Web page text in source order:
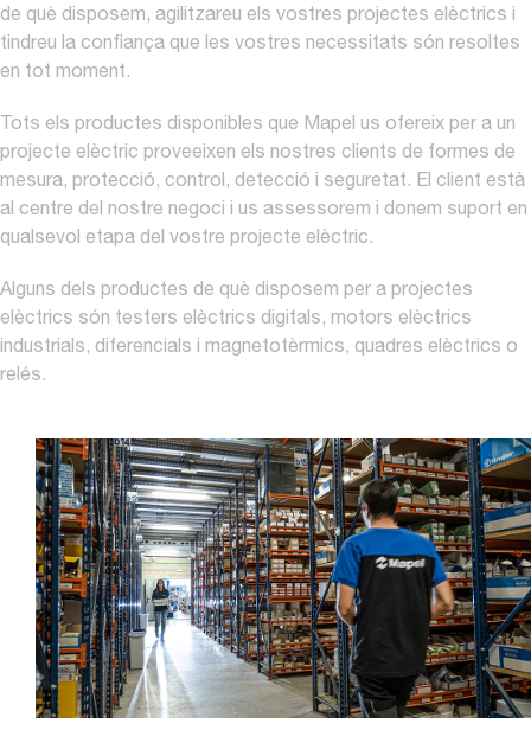
de què disposem, agilitzareu els vostres projectes elèctrics i
tindreu la confiança que les vostres necessitats són resoltes
en tot moment.
Tots els productes disponibles que Mapel us ofereix per a un
projecte elèctric proveeixen els nostres clients de formes de
mesura, protecció, control, detecció i seguretat. El client està
al centre del nostre negoci i us assessorem i donem suport en
qualsevol etapa del vostre projecte elèctric.
Alguns dels productes de què disposem per a projectes
elèctrics són testers elèctrics digitals, motors elèctrics
industrials, diferencials i magnetotèrmics, quadres elèctrics o
relés.